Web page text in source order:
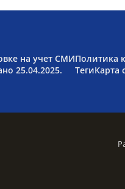
на учет СМИ
25.04.2025.
Политика
ТегиКарта